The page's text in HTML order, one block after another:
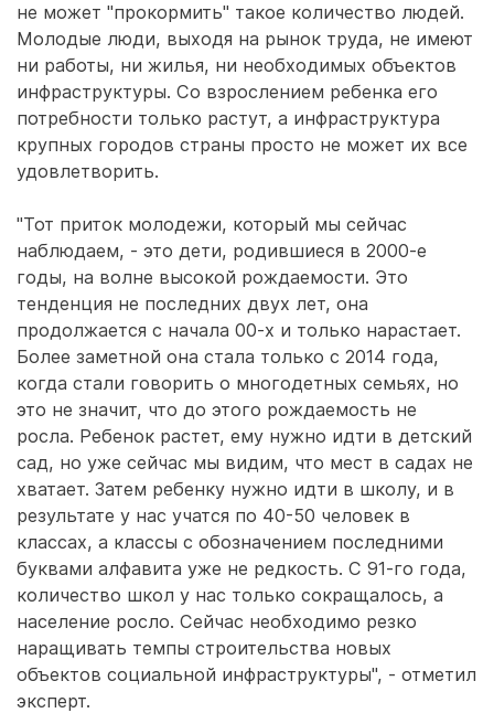
не может "прокормить" такое количество людей.
Молодые люди, выходя на рынок труда, не имеют
ни работы, ни жилья, ни необходимых объектов
инфраструктуры. Со взрослением ребенка его
потребности только растут, а инфраструктура
крупных городов страны просто не может их все
удовлетворить.
"Тот приток молодежи, который мы сейчас
наблюдаем, - это дети, родившиеся в 2000-е
годы, на волне высокой рождаемости. Это
тенденция не последних двух лет, она
продолжается с начала 00-х и только нарастает.
Более заметной она стала только с 2014 года,
когда стали говорить о многодетных семьях, но
это не значит, что до этого рождаемость не
росла. Ребенок растет, ему нужно идти в детский
сад, но уже сейчас мы видим, что мест в садах не
хватает. Затем ребенку нужно идти в школу, и в
результате у нас учатся по 40-50 человек в
классах, а классы с обозначением последними
буквами алфавита уже не редкость. С 91-го года,
количество школ у нас только сокращалось, а
население росло. Сейчас необходимо резко
наращивать темпы строительства новых
объектов социальной инфраструктуры", - отметил
эксперт.